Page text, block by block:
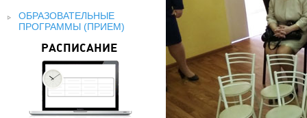
ОБРАЗОВАТЕЛЬНЫЕ
ПРОГРАММЫ (ПРИЕМ)
РАСПИСАНИЕ